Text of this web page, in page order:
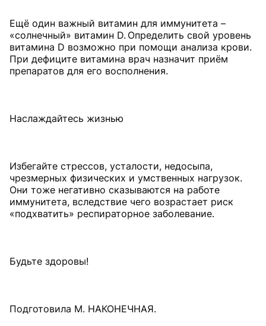
Ещё один важный витамин для иммунитета –
«солнечный» витамин D. Определить свой уровень
витамина D возможно при помощи анализа крови.
При дефиците витамина врач назначит приём
препаратов для его восполнения.
Наслаждайтесь жизнью
Избегайте стрессов, усталости, недосыпа,
чрезмерных физических и умственных нагрузок.
Они тоже негативно сказываются на работе
иммунитета, вследствие чего возрастает риск
«подхватить» респираторное заболевание.
Будьте здоровы!
Подготовила М. НАКОНЕЧНАЯ.